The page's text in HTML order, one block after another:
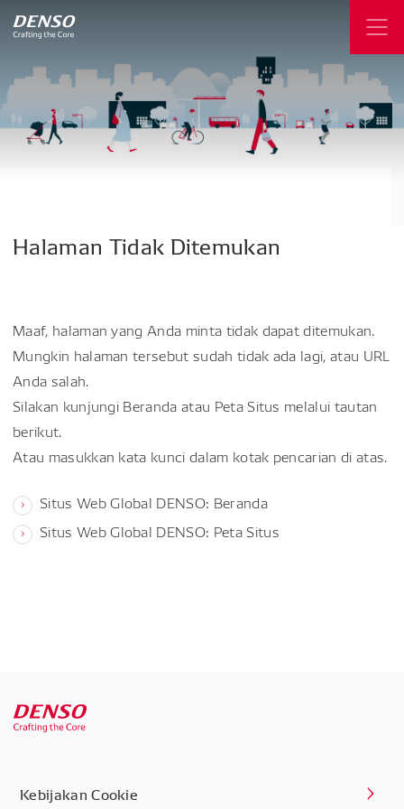
Halaman Tidak Ditemukan
Maaf, halaman yang Anda minta tidak dapat ditemukan.
Mungkin halaman tersebut sudah tidak ada lagi, atau URL
Anda salah.
Silakan kunjungi Beranda atau Peta Situs melalui tautan
berikut.
Atau masukkan kata kunci dalam kotak pencarian di atas.
Situs Web Global DENSO: Beranda
Situs Web Global DENSO: Peta Situs
Kebijakan Cookie